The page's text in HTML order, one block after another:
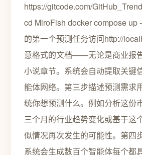
https://gitcode.com/
cd MiroFish docker compose up
的第一个预测任务访问http://
意格式的文档——无论是商业报
小说章节。系统会自动提取关键
能体网络。第三步描述预测需求
统你想预测什么。例如分析这份
三个月的行业趋势变化或基于这
似情况再次发生的可能性。第四
系统会生成数百个智能体每个都